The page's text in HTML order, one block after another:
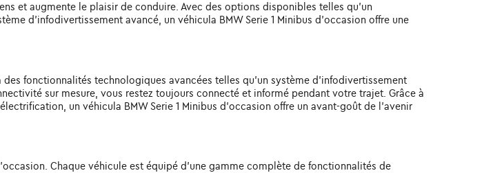
et augmente le plaisir de conduire. Avec des options disponibles telles qu'un
d'infodivertissement avancé, un véhicula BMW Serie 1 Minibus d'occasion offre une
fonctionnalités technologiques avancées telles qu'un système d'infodivertissement
sur mesure, vous restez toujours connecté et informé pendant votre trajet. Grâce à
un véhicula BMW Serie 1 Minibus d'occasion offre un avant-goût de l'avenir
Chaque véhicule est équipé d'une gamme complète de fonctionnalités de